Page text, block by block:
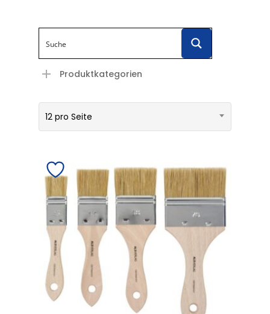
Produktkategorien
12 pro Seite